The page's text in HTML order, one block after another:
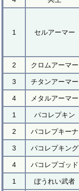
1 セルアーマー
2 クロムアーマー
3 チタンアーマー
4 メタルアーマー
1 パコレプキン
2 パコレプキーナ
3 パコレプキング
4 パコレプゴッド
1 ぼうれい武者